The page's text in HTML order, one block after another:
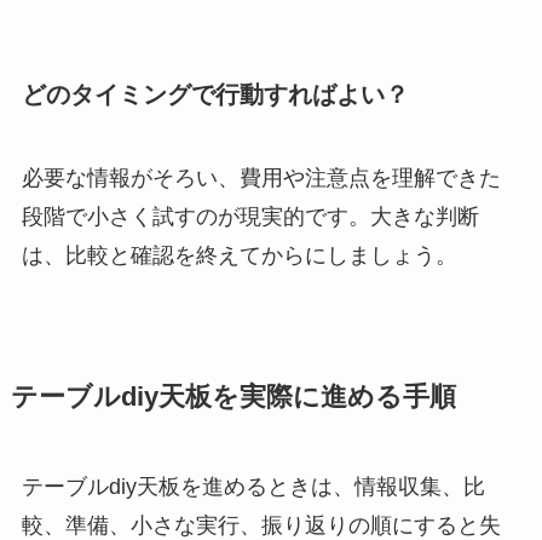
どのタイミングで行動すればよい？
必要な情報がそろい、費用や注意点を理解できた
段階で小さく試すのが現実的です。大きな判断
は、比較と確認を終えてからにしましょう。
テーブルdiy天板を実際に進める手順
テーブルdiy天板を進めるときは、情報収集、比
較、準備、小さな実行、振り返りの順にすると失